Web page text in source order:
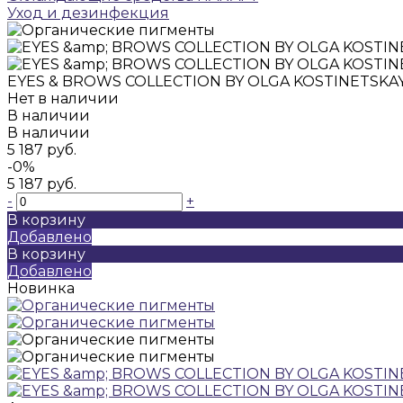
Уход и дезинфекция
EYES & BROWS COLLECTION BY OLGA
Нет в наличии
В наличии
В наличии
5 187 руб.
-0%
5 187 руб.
-
+
В корзину
Добавлено
В корзину
Добавлено
Новинка